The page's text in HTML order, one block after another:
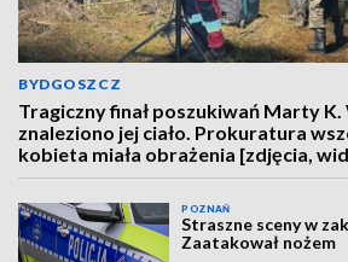
BYDGOSZCZ
Tragiczny finał poszukiwań Marty
znaleziono jej ciało. Prokuratura
kobieta miała obrażenia [zdjęcia,
POZNAŃ
Straszne sceny w
Zaatakował nożem